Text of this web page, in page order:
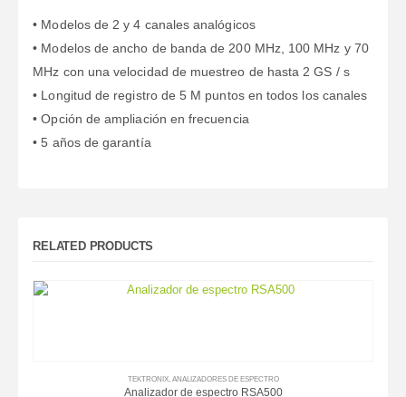
• Modelos de 2 y 4 canales analógicos
• Modelos de ancho de banda de 200 MHz, 100 MHz y 70
MHz con una velocidad de muestreo de hasta 2 GS / s
• Longitud de registro de 5 M puntos en todos los canales
• Opción de ampliación en frecuencia
• 5 años de garantía
RELATED PRODUCTS
TEKTRONIX, ANALIZADORES DE ESPECTRO
Analizador de espectro RSA500